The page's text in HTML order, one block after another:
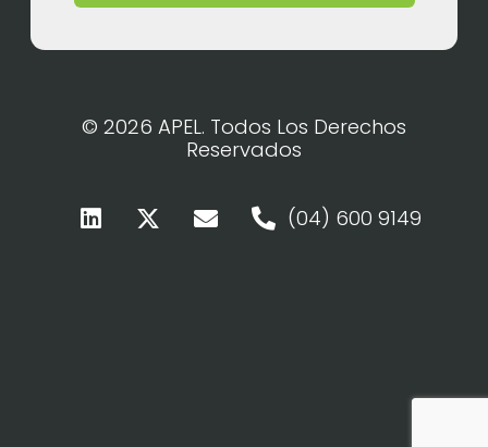
© 2026 APEL. Todos Los Derechos
Reservados
(04) 600 9149